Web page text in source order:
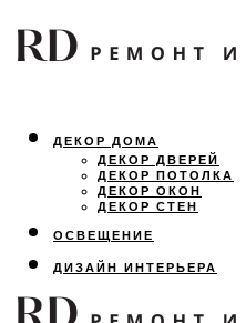
ДЕКОР ДОМА
ДЕКОР ДВЕРЕЙ
ДЕКОР ПОТОЛКА
ДЕКОР ОКОН
ДЕКОР СТЕН
ОСВЕЩЕНИЕ
ДИЗАЙН ИНТЕРЬЕРА
ЛАНДШАФТНЫЙ ДИЗАЙН